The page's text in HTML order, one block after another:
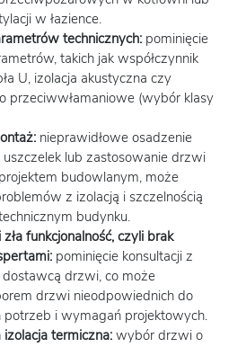
w łazience.
technicznych: pominięcie
takich jak współczynnik
U, izolacja akustyczna czy
przeciwwłamaniowe (wybór klasy
nieprawidłowe osadzenie
uszczelek lub zastosowanie drzwi
budowlanym, może
z izolacją i szczelnością
budynku.
funkcjonalność, czyli brak
pominięcie konsultacji z
drzwi, co może
drzwi nieodpowiednich do
potrzeb i wymagań projektowych.
termiczna: wybór drzwi o